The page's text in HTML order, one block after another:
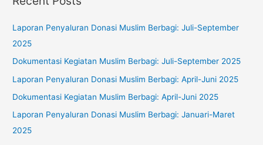
o
r
i
e
s
Laporan Penyaluran Donasi Muslim Berbagi: Juli-September
2025
Dokumentasi Kegiatan Muslim Berbagi: Juli-September 2025
Laporan Penyaluran Donasi Muslim Berbagi: April-Juni 2025
Dokumentasi Kegiatan Muslim Berbagi: April-Juni 2025
Laporan Penyaluran Donasi Muslim Berbagi: Januari-Maret
2025